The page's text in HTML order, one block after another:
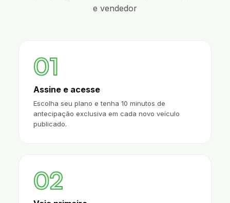
e vendedor
01
Assine e acesse
Escolha seu plano e tenha 10 minutos de
antecipação exclusiva em cada novo veículo
publicado.
02